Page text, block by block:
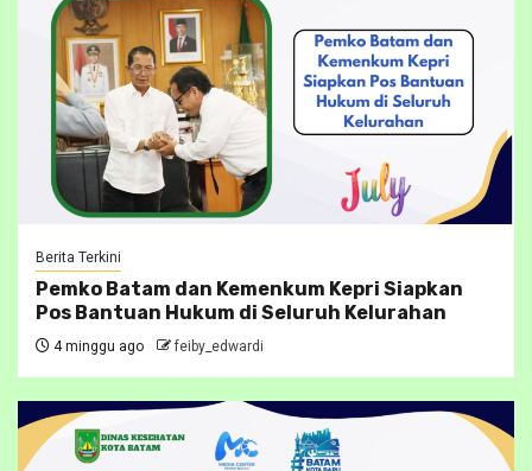
Berita Terkini
Pemko Batam dan Kemenkum Kepri Siapkan
Pos Bantuan Hukum di Seluruh Kelurahan
4 minggu ago feiby_edwardi